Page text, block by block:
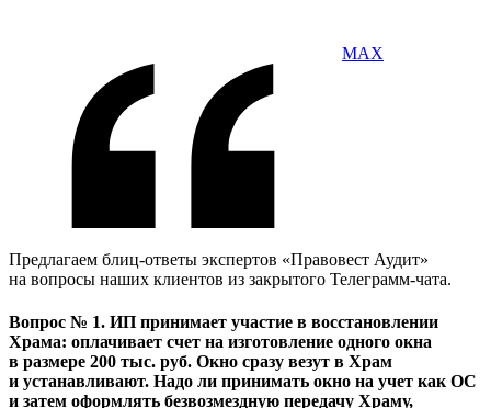
MAX
Предлагаем блиц-ответы экспертов «Правовест Аудит»
на вопросы наших клиентов из закрытого Телеграмм-чата.
Вопрос № 1. ИП принимает участие в восстановлении
Храма: оплачивает счет на изготовление одного окна
в размере 200 тыс. руб. Окно сразу везут в Храм
и устанавливают. Надо ли принимать окно на учет как ОС
и затем оформлять безвозмездную передачу Храму,